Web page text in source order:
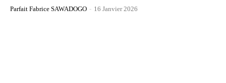
Parfait Fabrice SAWADOGO - 16 Janvier 2026